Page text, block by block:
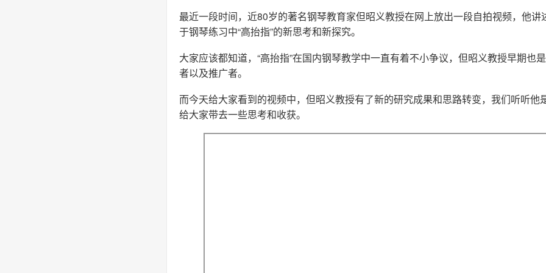
最近一段时间，近80岁的著名钢琴教育家但昭义教授在网上放出一段自拍视频，他讲
于钢琴练习中“高抬指”的新思考和新探究。
大家应该都知道，“高抬指”在国内钢琴教学中一直有着不小争议，但昭义教授早期也
者以及推广者。
而今天给大家看到的视频中，但昭义教授有了新的研究成果和思路转变，我们听听他
给大家带去一些思考和收获。